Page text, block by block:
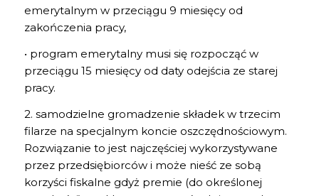
emerytalnym w przeciągu 9 miesięcy od
zakończenia pracy,
• program emerytalny musi się rozpocząć w
przeciągu 15 miesięcy od daty odejścia ze starej
pracy.
2. samodzielne gromadzenie składek w trzecim
filarze na specjalnym koncie oszczędnościowym.
Rozwiązanie to jest najczęściej wykorzystywane
przez przedsiębiorców i może nieść ze sobą
korzyści fiskalne gdyż premie (do określonej